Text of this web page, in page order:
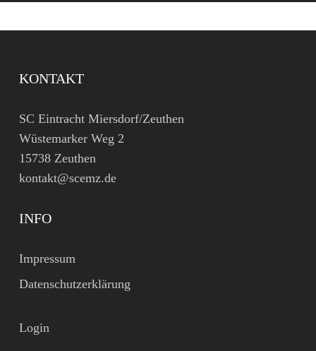
KONTAKT
SC Eintracht Miersdorf/Zeuthen
Wüstemarker Weg 2
15738 Zeuthen
kontakt@scemz.de
INFO
Impressum
Datenschutzerklärung
Login